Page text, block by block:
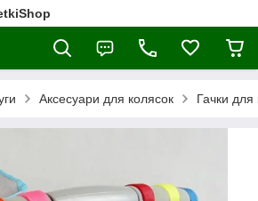
Аксесуари для колясок Гачки для